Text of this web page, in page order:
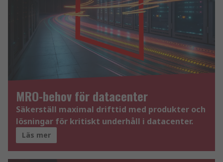
MRO-behov för datacenter
Säkerställ maximal drifttid med produkter och
lösningar för kritiskt underhåll i datacenter.
Läs mer